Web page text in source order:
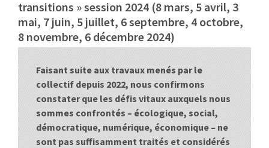
r
:
ANPP
RENCONTRES
PUBLICATIONS
JURIDIQUE
EUROPE
transitions » session 2024 (8 mars, 5 avril, 3
mai, 7 juin, 5 juillet, 6 septembre, 4 octobre,
8 novembre, 6 décembre 2024)
Faisant suite aux travaux menés par le
collectif depuis 2022, nous confirmons
constater que les défis vitaux auxquels nous
sommes confrontés – écologique, social,
démocratique, numérique, économique – ne
sont pas suffisamment traités et considérés